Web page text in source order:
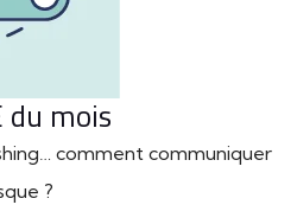
du mois
comment communiquer
?